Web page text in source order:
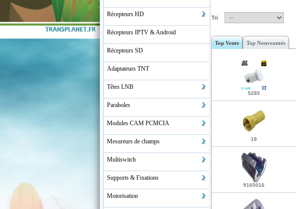
Récepteurs HD
Récepteurs IPTV & Android
Récepteurs SD
Adaptateurs TNT
Têtes LNB
Paraboles
Modules CAM PCMCIA
Mesureurs de champs
Multiswitch
Supports & Fixations
Motorisation
Tri
Top Vente Top Nouveautés
5285
18
9160016